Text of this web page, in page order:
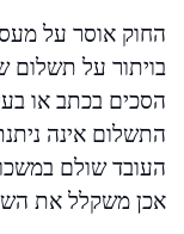
החוק אוסר על
בויתור על תשלום
הסכים בכתב או
התשלום אינה
העובד שולם
אכן משקלל את